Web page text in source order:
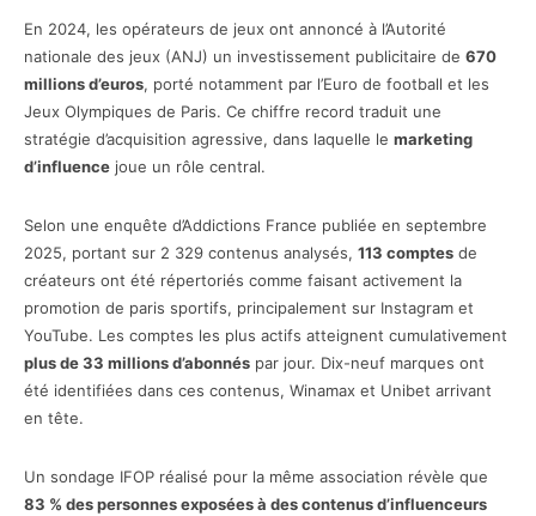
En 2024, les opérateurs de jeux ont annoncé à l’Autorité
nationale des jeux (ANJ) un investissement publicitaire de 670
millions d’euros, porté notamment par l’Euro de football et les
Jeux Olympiques de Paris. Ce chiffre record traduit une
stratégie d’acquisition agressive, dans laquelle le marketing
d’influence joue un rôle central.
Selon une enquête d’Addictions France publiée en septembre
2025, portant sur 2 329 contenus analysés, 113 comptes de
créateurs ont été répertoriés comme faisant activement la
promotion de paris sportifs, principalement sur Instagram et
YouTube. Les comptes les plus actifs atteignent cumulativement
plus de 33 millions d’abonnés par jour. Dix-neuf marques ont
été identifiées dans ces contenus, Winamax et Unibet arrivant
en tête.
Un sondage IFOP réalisé pour la même association révèle que
83 % des personnes exposées à des contenus d’influenceurs